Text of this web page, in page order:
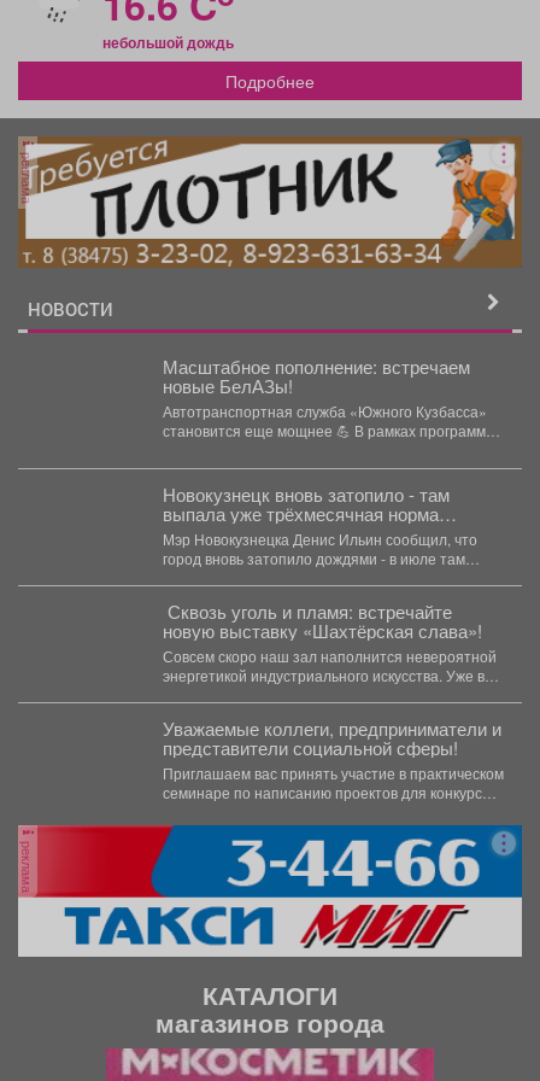
небольшой дождь
Подробнее
реклама
НОВОСТИ
Масштабное пополнение: встречаем
новые БелАЗы!
Автотранспортная служба «Южного Кузбасса»
становится еще мощнее 💪 В рамках программы
Новокузнецк вновь затопило - там
выпала уже трёхмесячная норма
осадков
Мэр Новокузнецка Денис Ильин сообщил, что
город вновь затопило дождями - в июле там
️ Сквозь уголь и пламя: встречайте
новую выставку «Шахтёрская слава»!
Совсем скоро наш зал наполнится невероятной
энергетикой индустриального искусства. Уже в
Уважаемые коллеги, предприниматели и
представители социальной сферы!
Приглашаем вас принять участие в практическом
семинаре по написанию проектов для конкурсов
реклама
КАТАЛОГИ
магазинов города